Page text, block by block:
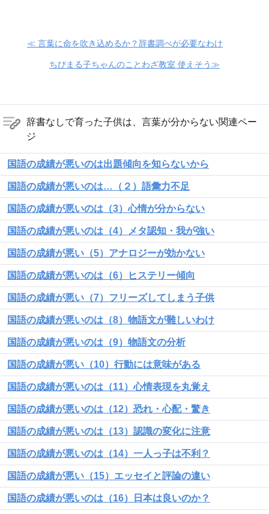
≪ 言葉に命を吹き込めるか？辞書調べが必要なわけ
ちびまる子ちゃんのことわざ教室 使えそう≫
辞書なしで育った子供は、言葉が分からない関連ペー
ジ
国語の成績が悪いのは出題傾向を知らないから
国語の成績が悪いのは…（２）語彙力不足
国語の成績が悪いのは（3）心情が分からない
国語の成績が悪いのは（4）メタ認知・我が強い
国語の成績が悪い（5）アナロジーが効かない
国語の成績が悪いのは（6）ヒステリー傾向
国語の成績が悪い（7）フリーズしてしまう子供
国語の成績が悪いのは（8）物語文が難しいわけ
国語の成績が悪いのは（9）物語文の分析
国語の成績が悪い（10）行動には意味がある
国語の成績が悪いのは（11）心情表現を丸覚え
国語の成績が悪いのは（12）恐れ・心配・驚き
国語の成績が悪いのは（13）認識の変化に注意
国語の成績が悪いのは（14）一人っ子は不利？
国語の成績が悪い（15）エッセイと評論の違い
国語の成績が悪いのは（16）日本は良いのか？